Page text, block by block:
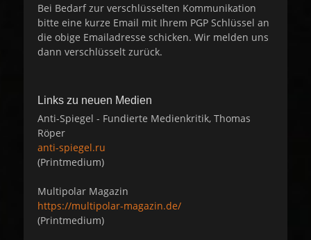
Bei Bedarf zur verschlüsselten Kommunikation
bitte eine kurze Email mit Ihrem PGP Schlüssel an
die obige Emailadresse schicken. Wir melden uns
dann verschlüsselt zurück.
Links zu neuen Medien
Anti-Spiegel - Fundierte Medienkritik, Thomas
Röper
anti-spiegel.ru
(Printmedium)
Multipolar Magazin
https://multipolar-magazin.de/
(Printmedium)